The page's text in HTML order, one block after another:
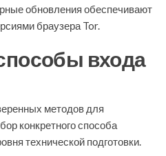
обновления обеспечивают
браузера Tor.
входа
методов для
конкретного способа
технической подготовки.